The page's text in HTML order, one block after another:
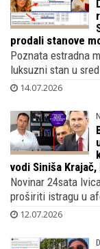
prodali stanove
Poznata estradna
luksuzni stan u
14.07.2026
vodi Siniša
Novinar 24sata
proširiti istragu u
12.07.2026